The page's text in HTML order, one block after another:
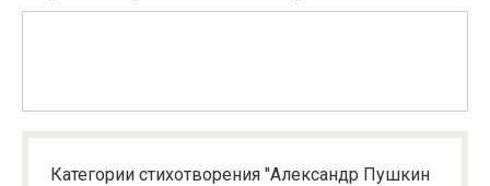
Категории стихотворения "Александр Пушкин